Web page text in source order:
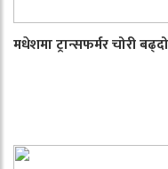
मधेशमा ट्रान्सफर्मर चोरी